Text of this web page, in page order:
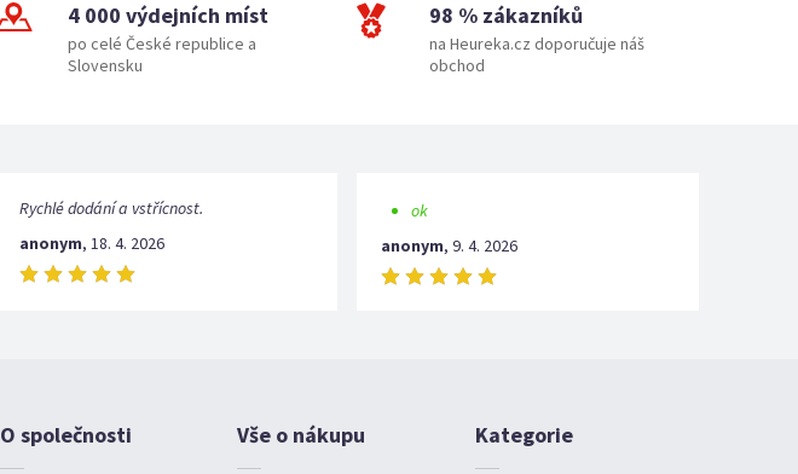
4 000 výdejních míst
po celé České republice a
Slovensku
98 % zákazníků
na Heureka.cz doporučuje náš
obchod
Rychlé dodání a vstřícnost.
anonym, 18. 4. 2026
ok
anonym, 9. 4. 2026
O společnosti Vše o nákupu Kategorie